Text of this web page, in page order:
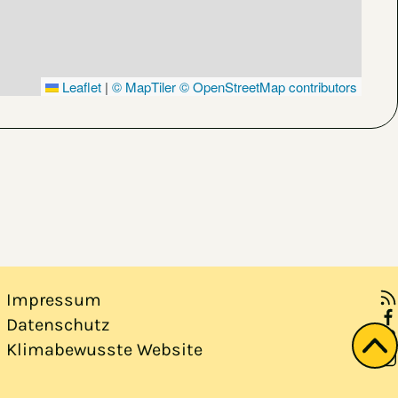
Leaflet | © MapTiler© OpenStreetMap contributors
Impressum
Datenschutz
Klimabewusste Website